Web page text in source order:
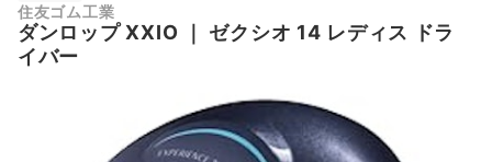
住友ゴム工業
ダンロップ XXIO
ゼクシオ 14 レディス ドラ
イバー